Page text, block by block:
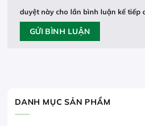
duyệt này cho lần bình luận kế tiếp
DANH MỤC SẢN PHẨM